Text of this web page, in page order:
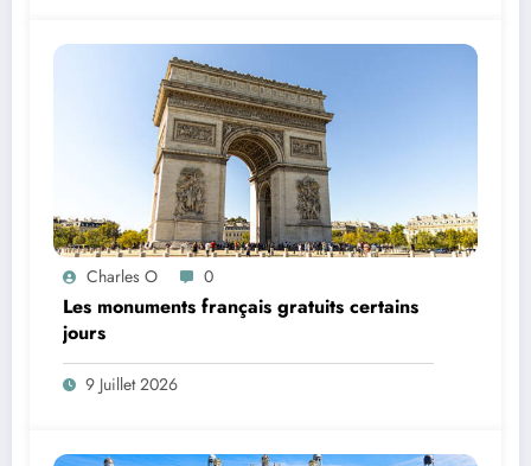
Charles O 0
Les monuments français gratuits certains
jours
9 Juillet 2026